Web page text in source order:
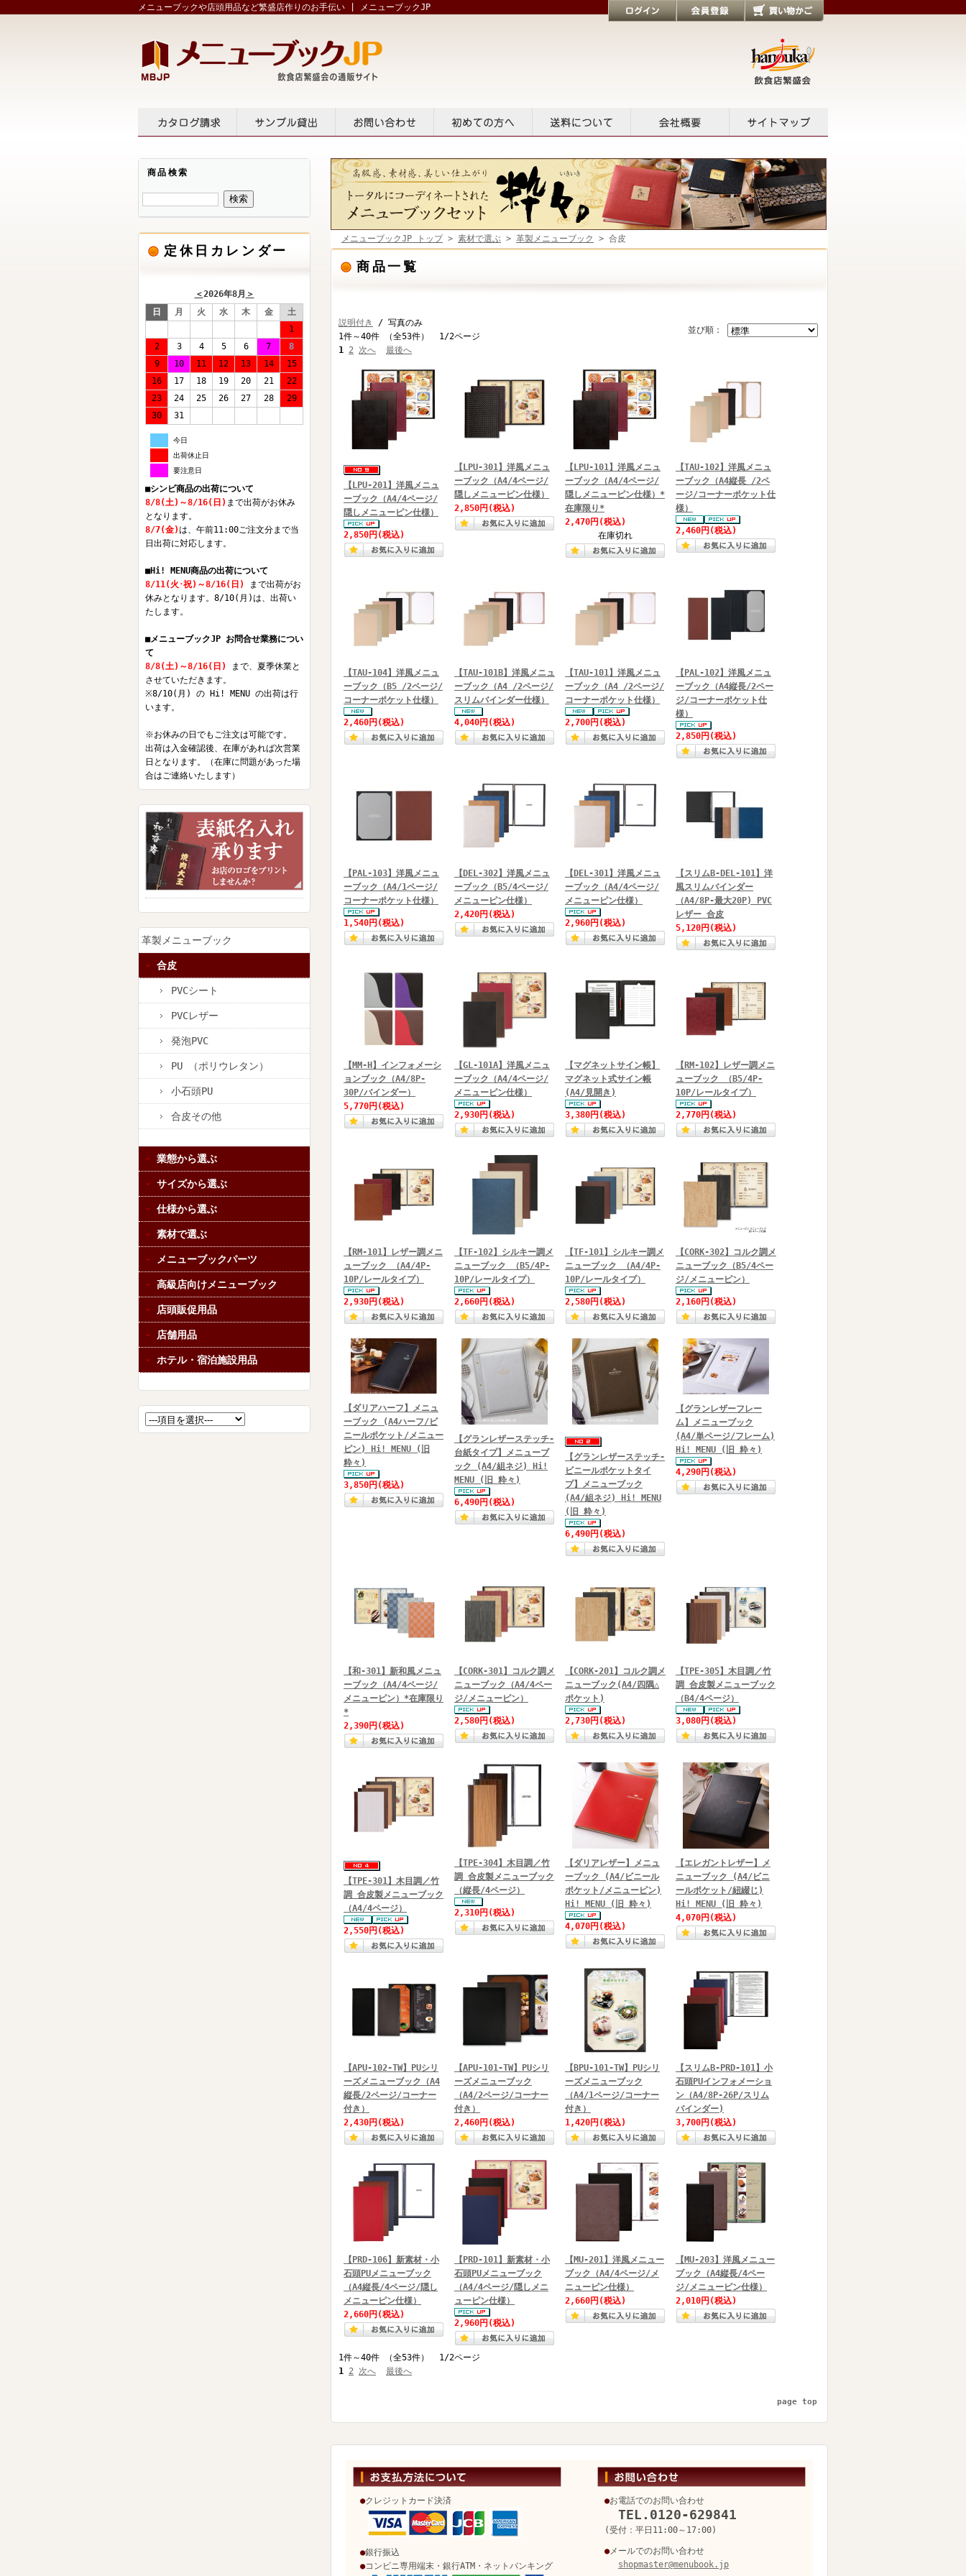
メニューブックや店頭用品など繁盛店作りのお手伝い | メニューブックJP
商品検索
定休日カレンダー
＜2026年8月 ＞
日
月 火 水 木 金
土
1
2
3 4 5 6 7
8
9
10 11 12 13 14
15
16
17 18 19 20 21
22
23
24 25 26 27 28
29
30
31
今日
出荷休止日
要注意日
■シンビ商品の出荷について
8/8(土)～8/16(日) まで出荷がお休み
となります。
8/7(金)は、午前11:00ご注文分まで当
日出荷に対応します。
■Hi! MENU商品の出荷について
8/11(火･祝)～8/16(日)
まで出荷がお
休みとなります。8/10(月)は、出荷い
たします。
■メニューブックJP お問合せ業務につい
て
8/8(土)～8/16(日)
まで、夏季休業と
させていただきます。
※8/10(月) の Hi! MENU の出荷は行
います。
※お休みの日でもご注文は可能です。
出荷は入金確認後、在庫があれば次営業
日となります。（在庫に問題があった場
合はご連絡いたします）
革製メニューブック
合皮
PVCシート
PVCレザー
発泡PVC
PU （ポリウレタン）
小石頭PU
合皮その他
業態から選ぶ
サイズから選ぶ
仕様から選ぶ
素材で選ぶ
メニューブックパーツ
高級店向けメニューブック
店頭販促用品
店舗用品
ホテル・宿泊施設用品
メニューブックJP トップ> 素材で選ぶ > 革製メニューブック > 合皮
商品一覧
並び順：
説明付き
/ 写真のみ
1件～40件 （全53件） 1/2ページ
1 2 次へ 最後へ
【LPU-201】洋風メニュ
ーブック（A4/4ページ/
隠しメニューピン仕様）
2,850円 (税込)
【LPU-301】洋風メニュ
ーブック（A4/4ページ/
隠しメニューピン仕様）
2,850円 (税込)
【LPU-101】洋風メニュ
ーブック（A4/4ページ/
隠しメニューピン仕様）*
在庫限り*
2,470円 (税込)
在庫切れ
【TAU-102】洋風メニュ
ーブック（A4縦長 /2ペ
ージ/コーナーポケット仕
様）
2,460円 (税込)
【TAU-104】洋風メニュ
ーブック（B5 /2ページ/
コーナーポケット仕様）
2,460円 (税込)
【TAU-101B】洋風メニュ
ーブック（A4 /2ページ/
スリムバインダー仕様）
4,040円 (税込)
【TAU-101】洋風メニュ
ーブック（A4 /2ページ/
コーナーポケット仕様）
2,700円 (税込)
【PAL-102】洋風メニュ
ーブック（A4縦長/2ペー
ジ/コーナーポケット仕
様）
2,850円 (税込)
【PAL-103】洋風メニュ
ーブック（A4/1ページ/
コーナーポケット仕様）
1,540円 (税込)
【DEL-302】洋風メニュ
ーブック（B5/4ページ/
メニューピン仕様）
2,420円 (税込)
【DEL-301】洋風メニュ
ーブック（A4/4ページ/
メニューピン仕様）
2,960円 (税込)
【スリムB-DEL-101】洋
風スリムバインダー
（A4/8P‐最大20P) PVC
レザー 合皮
5,120円 (税込)
【MM-H】インフォメーシ
ョンブック（A4/8P-
30P/バインダー）
5,770円 (税込)
【GL-101A】洋風メニュ
ーブック（A4/4ページ/
メニューピン仕様）
2,930円 (税込)
【マグネットサイン帳】
マグネット式サイン帳
(A4/見開き)
3,380円 (税込)
【RM-102】レザー調メニ
ューブック （B5/4P-
10P/レールタイプ）
2,770円 (税込)
【RM-101】レザー調メニ
ューブック （A4/4P-
10P/レールタイプ）
2,930円 (税込)
【TF-102】シルキー調メ
ニューブック （B5/4P-
10P/レールタイプ）
2,660円 (税込)
【TF-101】シルキー調メ
ニューブック （A4/4P-
10P/レールタイプ）
2,580円 (税込)
【CORK-302】コルク調メ
ニューブック（B5/4ペー
ジ/メニューピン）
2,160円 (税込)
【ダリアハーフ】メニュ
ーブック (A4ハーフ/ビ
ニールポケット/メニュー
ピン) Hi! MENU (旧
粋々)
3,850円 (税込)
【グランレザーステッチ-
台紙タイプ】メニューブ
ック (A4/組ネジ) Hi!
MENU (旧 粋々)
6,490円 (税込)
【グランレザーステッチ-
ビニールポケットタイ
プ】メニューブック
(A4/組ネジ) Hi! MENU
(旧 粋々)
6,490円 (税込)
【グランレザーフレー
ム】メニューブック
(A4/単ページ/フレーム)
Hi! MENU (旧 粋々)
4,290円 (税込)
【和-301】新和風メニュ
ーブック（A4/4ページ/
メニューピン）*在庫限り
*
2,390円 (税込)
【CORK-301】コルク調メ
ニューブック（A4/4ペー
ジ/メニューピン）
2,580円 (税込)
【CORK-201】コルク調メ
ニューブック(A4/四隅△
ポケット)
2,730円 (税込)
【TPE-305】木目調／竹
調 合皮製メニューブック
（B4/4ページ）
3,080円 (税込)
【TPE-301】木目調／竹
調 合皮製メニューブック
（A4/4ページ）
2,550円 (税込)
【TPE-304】木目調／竹
調 合皮製メニューブック
（縦長/4ページ）
2,310円 (税込)
【ダリアレザー】メニュ
ーブック (A4/ビニール
ポケット/メニューピン)
Hi! MENU (旧 粋々)
4,070円 (税込)
【エレガントレザー】メ
ニューブック (A4/ビニ
ールポケット/紐綴じ)
Hi! MENU (旧 粋々)
4,070円 (税込)
【APU-102-TW】PUシリ
ーズメニューブック（A4
縦長/2ページ/コーナー
付き）
2,430円 (税込)
【APU-101-TW】PUシリ
ーズメニューブック
（A4/2ページ/コーナー
付き）
2,460円 (税込)
【BPU-101-TW】PUシリ
ーズメニューブック
（A4/1ページ/コーナー
付き）
1,420円 (税込)
【スリムB-PRD-101】小
石頭PUインフォメーショ
ン（A4/8P‐26P/スリム
バインダー)
3,700円 (税込)
【PRD-106】新素材・小
石頭PUメニューブック
（A4縦長/4ページ/隠し
メニューピン仕様）
2,660円 (税込)
【PRD-101】新素材・小
石頭PUメニューブック
（A4/4ページ/隠しメニ
ューピン仕様）
2,960円 (税込)
【MU-201】洋風メニュー
ブック（A4/4ページ/メ
ニューピン仕様）
2,660円 (税込)
【MU-203】洋風メニュー
ブック（A4縦長/4ペー
ジ/メニューピン仕様）
2,010円 (税込)
1件～40件 （全53件） 1/2ページ
1 2 次へ 最後へ
page top
●クレジットカード決済
●銀行振込
●コンビニ専用端末・銀行ATM・ネットバンキング
●お電話でのお問い合わせ
TEL.0120-629841
(受付：平日11:00～17:00)
●メールでのお問い合わせ
shopmaster@menubook.jp